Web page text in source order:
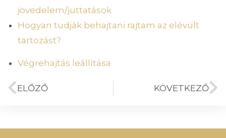
jövedelem/juttatások
Hogyan tudják behajtani rajtam az elévült
tartozást?
Végrehajtás leállítása
ELŐZŐ KÖVETKEZŐ